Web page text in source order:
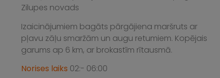
Zilupes novads
Izaicinājumiem bagāts pārgājiena maršruts ar
pļavu zāļu smaržām un augu retumiem. Kopējais
garums ap 6 km, ar brokastīm rītausmā.
Norises laiks 02:- 06:00